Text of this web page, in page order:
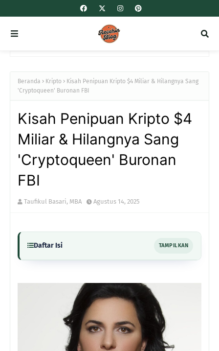
Beranda Kripto
Kisah Penipuan Kripto $4 Miliar & Hilangnya Sang
'Cryptoqueen' Buronan FBI
Kisah Penipuan Kripto $4
Miliar & Hilangnya Sang
'Cryptoqueen' Buronan
FBI
Taufikul Basari, MBA Agustus 14, 2025
Daftar Isi TAMPILKAN